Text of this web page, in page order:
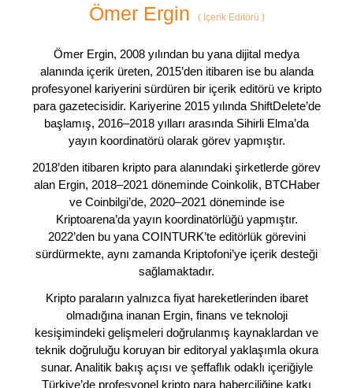
Ömer Ergin (İçerik Editörü )
Ömer Ergin, 2008 yılından bu yana dijital medya
alanında içerik üreten, 2015’den itibaren ise bu alanda
profesyonel kariyerini sürdüren bir içerik editörü ve kripto
para gazetecisidir. Kariyerine 2015 yılında ShiftDelete’de
başlamış, 2016–2018 yılları arasında Sihirli Elma’da
yayın koordinatörü olarak görev yapmıştır.
2018’den itibaren kripto para alanındaki şirketlerde görev
alan Ergin, 2018–2021 döneminde Coinkolik, BTCHaber
ve Coinbilgi’de, 2020–2021 döneminde ise
Kriptoarena’da yayın koordinatörlüğü yapmıştır.
2022’den bu yana COINTURK’te editörlük görevini
sürdürmekte, aynı zamanda Kriptofoni’ye içerik desteği
sağlamaktadır.
Kripto paraların yalnızca fiyat hareketlerinden ibaret
olmadığına inanan Ergin, finans ve teknoloji
kesişimindeki gelişmeleri doğrulanmış kaynaklardan ve
teknik doğruluğu koruyan bir editoryal yaklaşımla okura
sunar. Analitik bakış açısı ve şeffaflık odaklı içeriğiyle
Türkiye’de profesyonel kripto para haberciliğine katkı